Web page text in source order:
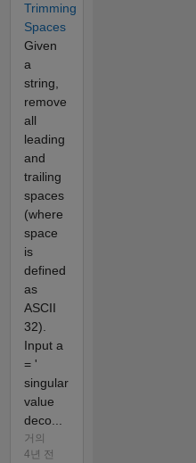
Trimming
Spaces
Given
a
string,
remove
all
leading
and
trailing
spaces
(where
space
is
defined
as
ASCII
32).
Input a
= '
singular
value
deco...
거의
4년 전